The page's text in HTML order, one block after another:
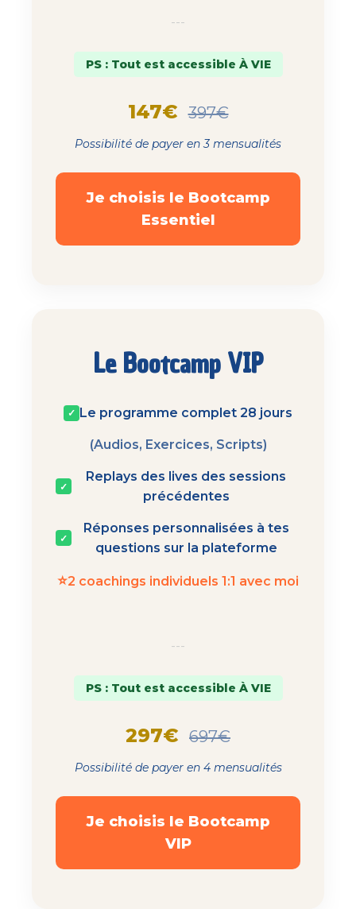
---
PS : Tout est accessible À VIE
147€ 397€
Possibilité de payer en 3 mensualités
Je choisis le Bootcamp
Essentiel
Le Bootcamp VIP
✓ Le programme complet 28 jours
(Audios, Exercices, Scripts)
✓
Replays des lives des sessions
précédentes
✓
Réponses personnalisées à tes
questions sur la plateforme
⭐2 coachings individuels 1:1 avec moi
---
PS : Tout est accessible À VIE
297€ 697€
Possibilité de payer en 4 mensualités
Je choisis le Bootcamp
VIP